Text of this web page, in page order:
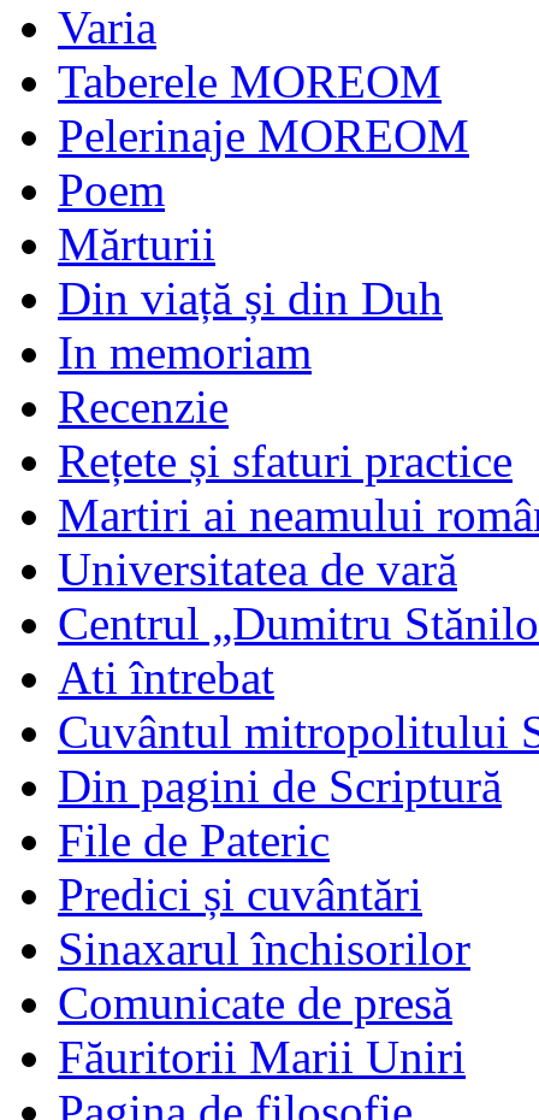
Varia
Taberele MOREOM
Pelerinaje MOREOM
Poem
Mărturii
Din viață și din Duh
In memoriam
Recenzie
Rețete și sfaturi practice
Martiri ai neamului
Universitatea de vară
Centrul „Dumitru
Ati întrebat
Cuvântul mitropolitului
Din pagini de Scriptură
File de Pateric
Predici și cuvântări
Sinaxarul închisorilor
Comunicate de presă
Făuritorii Marii Uniri